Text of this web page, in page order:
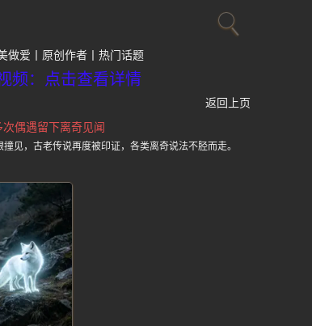
做爱 原创作者 热门话题
频：点击查看详情
返回上页
偶遇留下离奇见闻
见，古老传说再度被印证，各类离奇说法不胫而走。